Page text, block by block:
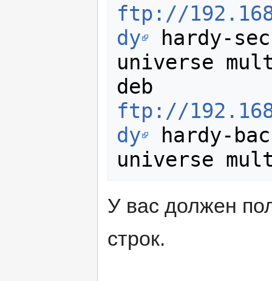
ftp://
dy
hardy-
universe
ftp://
dy
hardy-
У вас должен
строк.